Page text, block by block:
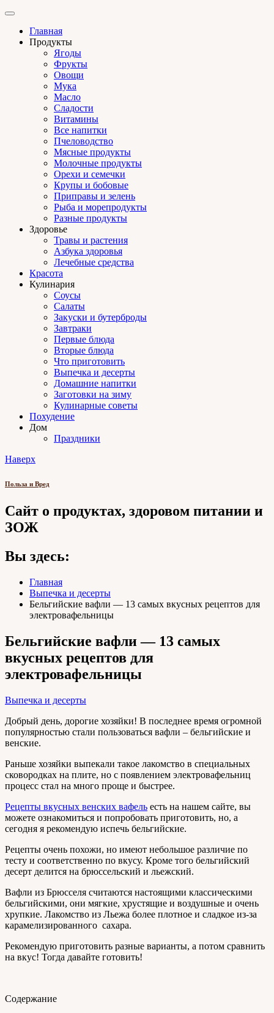
Главная
Продукты
Ягоды
Фрукты
Овощи
Мука
Масло
Сладости
Витамины
Все напитки
Пчеловодство
Мясные продукты
Молочные продукты
Орехи и семечки
Крупы и бобовые
Приправы и зелень
Рыба и морепродукты
Разные продукты
Здоровье
Травы и растения
Азбука здоровья
Лечебные средства
Красота
Кулинария
Соусы
Салаты
Закуски и бутерброды
Завтраки
Первые блюда
Вторые блюда
Что приготовить
Выпечка и десерты
Домашние напитки
Заготовки на зиму
Кулинарные советы
Похудение
Дом
Праздники
Наверх
Польза и Вред
Сайт о продуктах, здоровом питании и
ЗОЖ
Вы здесь:
Главная
Выпечка и десерты
Бельгийские вафли — 13 самых вкусных рецептов для
электровафельницы
Бельгийские вафли — 13 самых
вкусных рецептов для
электровафельницы
Выпечка и десерты
Добрый день, дорогие хозяйки! В последнее время огромной
популярностью стали пользоваться вафли – бельгийские и
венские.
Раньше хозяйки выпекали такое лакомство в специальных
сковородках на плите, но с появлением электровафельниц
процесс стал на много проще и быстрее.
Рецепты вкусных венских вафель есть на нашем сайте, вы
можете ознакомиться и попробовать приготовить, но, а
сегодня я рекомендую испечь бельгийские.
Рецепты очень похожи, но имеют небольшое различие по
тесту и соответственно по вкусу. Кроме того бельгийский
десерт делится на брюссельский и льежский.
Вафли из Брюсселя считаются настоящими классическими
бельгийскими, они мягкие, хрустящие и воздушные и очень
хрупкие. Лакомство из Льежа более плотное и сладкое из-за
карамелизированного сахара.
Рекомендую приготовить разные варианты, а потом сравнить
на вкус! Тогда давайте готовить!
Содержание